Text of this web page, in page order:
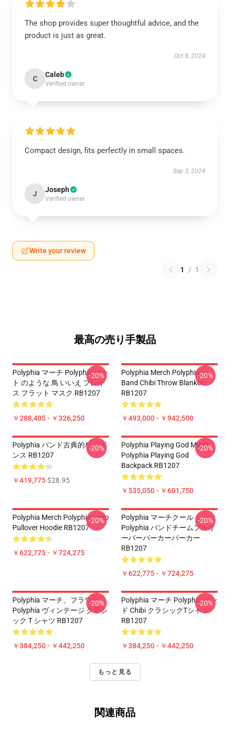
The shop provides super thoughtful advice, and the
product is just as great.
Oct 8, 2024
C Caleb
Verified owner
Compact design, fits perfectly in small spaces.
Sep 3, 2024
J Joseph
Verified owner
Write your review
1 / 1
最高の売り手製品
Polyphia マーチ Polyphia ロッ
ト のような 鳥 いいえ プレイ
ス フラット マスク RB1207
￥288,405 - ￥326,250
-20%
Polyphia Merch Polyphia
Band Chibi Throw Blanket
RB1207
￥493,000 - ￥942,500
-20%
Polyphia バンド古典的なレギ
ンス RB1207
￥419,775$28.95
-20%
Polyphia Playing God Merch
Polyphia Playing God
Backpack RB1207
￥535,050 - ￥601,750
-20%
Polyphia Merch Polyphia Logo
Pullover Hoodie RB1207
￥622,775 - ￥724,275
-20%
Polyphia マーチクール
Polyphia バンドチームプルオ
ーバーパーカーパーカー
RB1207
￥622,775 - ￥724,275
-20%
Polyphia マーチ、フラワー
Polyphia ヴィンテージ クラシ
ック T シャツ RB1207
￥384,250 - ￥442,250
-20%
Polyphia マーチ Polyphia バン
ド Chibi クラシックTシャツ
RB1207
￥384,250 - ￥442,250
-20%
もっと見る
関連商品